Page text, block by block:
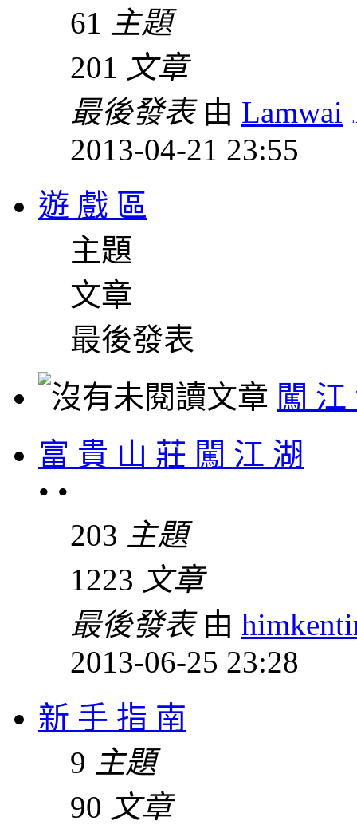
61
主題
201 文章
最後發表由 Lamwai
2013-04-21 23:55
遊 戲 區
主題
文章
最後發表
闖 江
富 貴 山 莊 闖 江 湖
• •
203 主題
1223 文章
最後發表由
2013-06-25 23:28
新 手 指 南
9 主題
90 文章